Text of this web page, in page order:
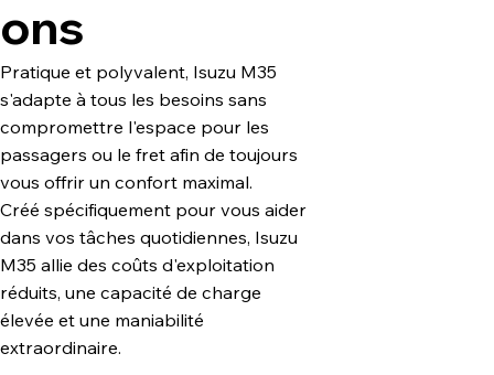
ons
Pratique et polyvalent, Isuzu M35
s'adapte à tous les besoins sans
compromettre l'espace pour les
passagers ou le fret afin de toujours
vous offrir un confort maximal.
Créé spécifiquement pour vous aider
dans vos tâches quotidiennes, Isuzu
M35 allie des coûts d'exploitation
réduits, une capacité de charge
élevée et une maniabilité
extraordinaire.